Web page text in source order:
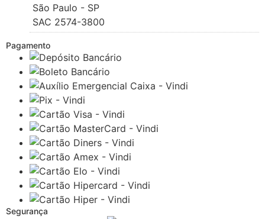
São Paulo - SP
SAC 2574-3800
Pagamento
Segurança